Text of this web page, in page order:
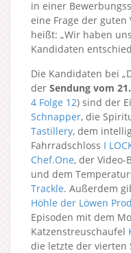
in einer
eine Frage der
heißt: „Wir haben
Kandidaten
Die Kandidaten bei
der Sendung vom
4 Folge 12) sind der
Schnapper, die
Tastillery, dem
Fahrradschloss I
Chef.One, der Video-
und dem
Trackle. Außerdem
Höhle der Löwen
Episoden mit dem
Katzenstreuschaufel
die letzte der vierten